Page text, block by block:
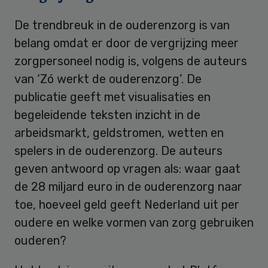
De trendbreuk in de ouderenzorg is van
belang omdat er door de vergrijzing meer
zorgpersoneel nodig is, volgens de auteurs
van ‘Zó werkt de ouderenzorg’. De
publicatie geeft met visualisaties en
begeleidende teksten inzicht in de
arbeidsmarkt, geldstromen, wetten en
spelers in de ouderenzorg. De auteurs
geven antwoord op vragen als: waar gaat
de 28 miljard euro in de ouderenzorg naar
toe, hoeveel geld geeft Nederland uit per
oudere en welke vormen van zorg gebruiken
ouderen?